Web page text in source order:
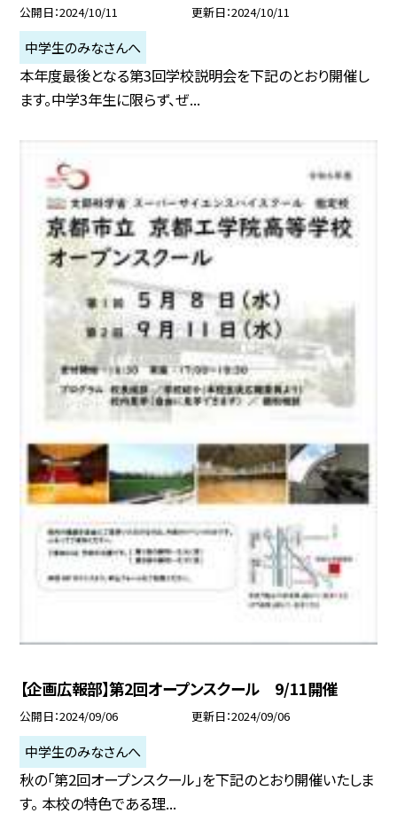
公開日 2024/10/11 更新日 2024/10/11
中学生のみなさんへ
本年度最後となる第3回学校説明会を下記のとおり開催し
ます。中学3年生に限らず、ぜ...
【企画広報部】第2回オープンスクール 9/11開催
公開日 2024/09/06 更新日 2024/09/06
中学生のみなさんへ
秋の「第2回オープンスクール」を下記のとおり開催いたしま
す。 本校の特色である理...